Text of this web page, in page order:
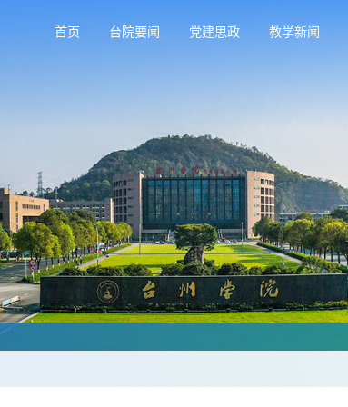
首页 台院要闻 党建思政 教学新闻